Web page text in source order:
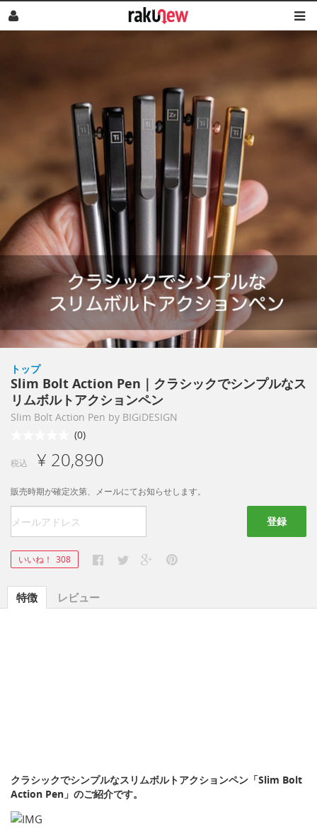
トップ
Slim Bolt Action Pen｜クラシックでシンプルなス
リムボルトアクションペン
Slim Bolt Action Pen by BIGiDESIGN
(0)
税込 ¥ 20,890
販売時期が確定次第、メールにてお知らせします。
登録
いいね！ 308
特徴 レビュー
クラシックでシンプルなスリムボルトアクションペン「Slim Bolt
Action Pen」のご紹介です。